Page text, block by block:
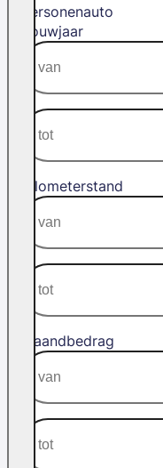
Personenauto
Bouwjaar
Kilometerstand
Maandbedrag